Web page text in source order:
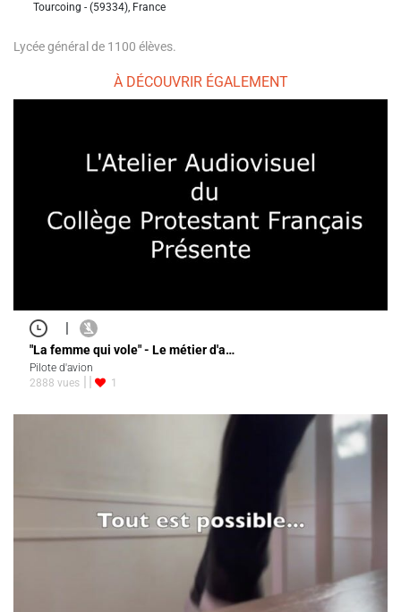
Tourcoing - (59334), France
Lycée général de 1100 élèves.
À DÉCOUVRIR ÉGALEMENT
|
"La femme qui vole" - Le métier d'a…
Pilote d'avion
2888 vues
1